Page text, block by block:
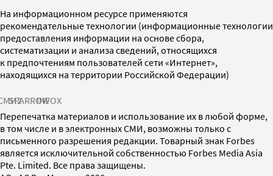
На информационном ресурсе применяются
рекомендательные технологии (информационные технологии
предоставления информации на основе сбора,
систематизации и анализа сведений, относящихся
к предпочтениям пользователей сети «Интернет»,
находящихся на территории Российской Федерации)
SPARROWINFOX
Перепечатка материалов и использование их в любой форме,
в том числе и в электронных СМИ, возможны только с
письменного разрешения редакции. Товарный знак Forbes
является исключительной собственностью Forbes Media Asia
Pte. Limited. Все права защищены.